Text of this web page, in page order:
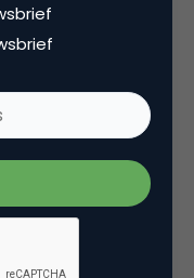
ik bij Insites
Leo
november 2021
hoofdredactie